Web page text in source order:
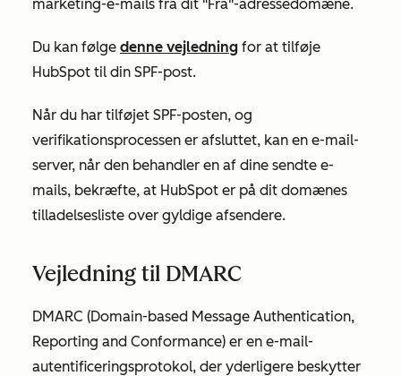
marketing-e-mails fra dit "Fra"-adressedomæne.
Du kan følge denne vejledning for at tilføje
HubSpot til din SPF-post.
Når du har tilføjet SPF-posten, og
verifikationsprocessen er afsluttet, kan en e-mail-
server, når den behandler en af dine sendte e-
mails, bekræfte, at HubSpot er på dit domænes
tilladelsesliste over gyldige afsendere.
Vejledning til DMARC
DMARC (Domain-based Message Authentication,
Reporting and Conformance) er en e-mail-
autentificeringsprotokol, der yderligere beskytter